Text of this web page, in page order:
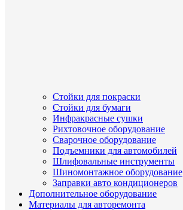
Стойки для покраски
Стойки для бумаги
Инфракрасные сушки
Рихтовочное оборудование
Сварочное оборудование
Подъемники для автомобилей
Шлифовальные инструменты
Шиномонтажное оборудование
Заправки авто кондиционеров
Дополнительное оборудование
Материалы для авторемонта